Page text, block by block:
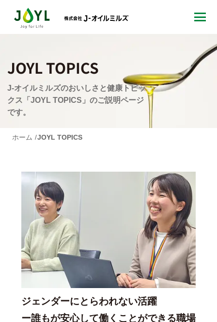
JOYL TOPICS
J-オイルミルズのおいしさと健康トピッ
クス「JOYL TOPICS」のご説明ページ
です。
ホーム JOYL TOPICS
ジェンダーにとらわれない活躍
ー誰もが安心して働くことができる職場